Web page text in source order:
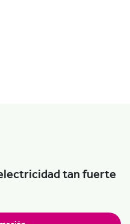
tan fuerte